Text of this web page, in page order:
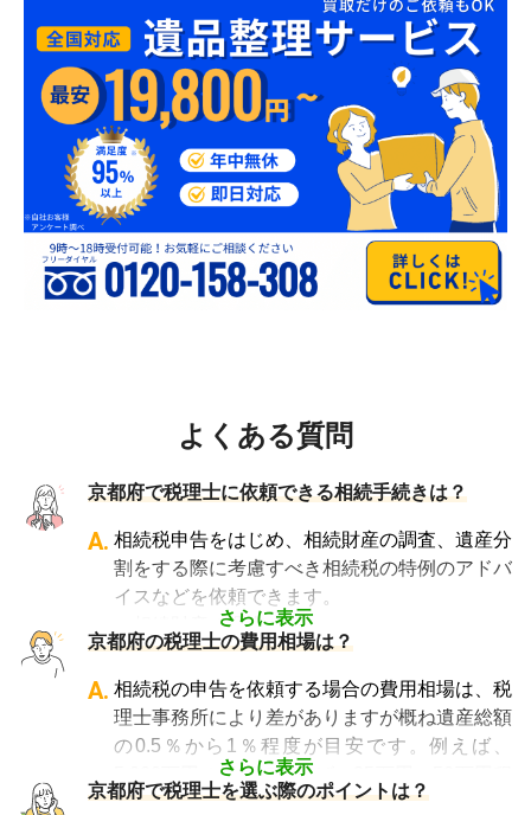
よくある質問
京都府で税理士に依頼できる相続手続きは？
さらに表示
A. 相続税申告をはじめ、相続財産の調査、遺産分
割をする際に考慮すべき相続税の特例のアドバ
イスなどを依頼できます。
・相続財産の調査
・特例等を適用した申告の遺産分割協議書の作
成
・相続税の申告や準確定申告
京都府の税理士の費用相場は？
さらに表示
A. 相続税の申告を依頼する場合の費用相場は、税
理士事務所により差がありますが概ね遺産総額
の0.5％から1％程度が目安です。例えば、
5,000万円の遺産であれば、25万円～50万円程
度が目安となります。
京都府で税理士を選ぶ際のポイントは？